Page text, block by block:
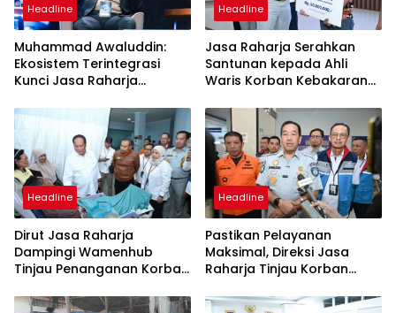
Headline
Muhammad Awaluddin:
Ekosistem Terintegrasi
Kunci Jasa Raharja
Maksimal Kepada
Masyarakat
Headline
Jasa Raharja Serahkan
Santunan kepada Ahli
Waris Korban Kebakaran
Headline
Dirut Jasa Raharja
Dampingi Wamenhub
Tinjau Penanganan Korban
PHC Surabaya
Headline
Pastikan Pelayanan
Maksimal, Direksi Jasa
Raharja Tinjau Korban
Sentosa II